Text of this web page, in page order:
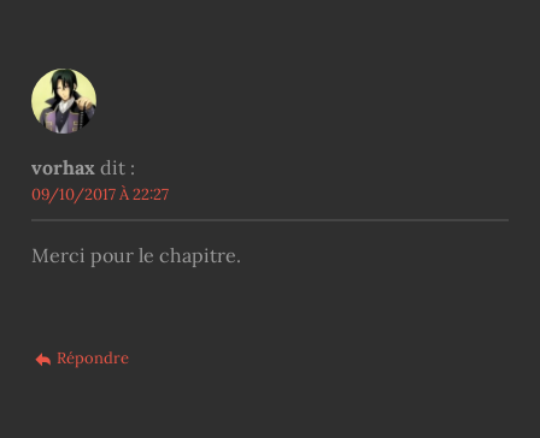
vorhax dit :
09/10/2017 À 22:27
Merci pour le chapitre.
Répondre